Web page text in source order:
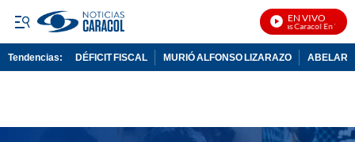
EN VIVO
Noticias Caracol En Vivo
Tendencias: DÉFICIT FISCAL MURIÓ ALFONSO LIZARAZO